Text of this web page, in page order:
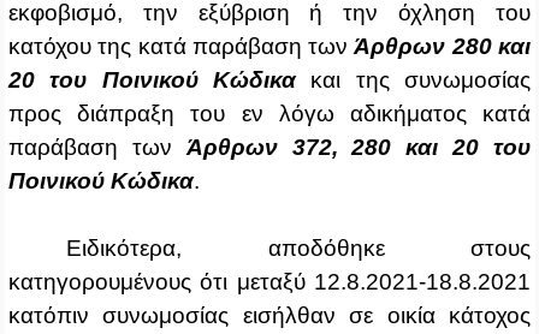
εκφοβισμό, την εξύβριση ή την όχληση του
κατόχου της κατά παράβαση τωνΆρθρων 280 και
20 του Ποινικού Κώδικακαι της συνωμοσίας
προς διάπραξη του εν λόγω αδικήματος κατά
παράβαση των Άρθρων 372, 280 και 20 του
Ποινικού Κώδικα.
Ειδικότερα, αποδόθηκε στους
κατηγορουμένους ότι μεταξύ 12.8.2021‑18.8.2021
κατόπιν συνωμοσίας εισήλθαν σε οικία κάτοχος